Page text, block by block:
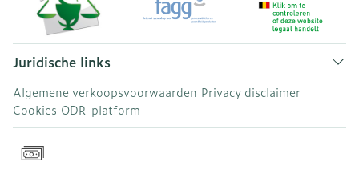
Juridische links
Algemene verkoopsvoorwaarden Privacy disclaimer
Cookies ODR-platform